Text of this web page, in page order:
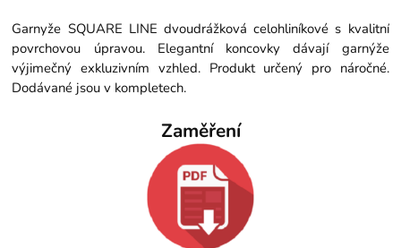
Garnyže SQUARE LINE dvoudrážková celohliníkové s kvalitní
povrchovou úpravou. Elegantní koncovky dávají garnýže
výjimečný exkluzivním vzhled. Produkt určený pro náročné.
Dodávané jsou v kompletech.
Zaměření